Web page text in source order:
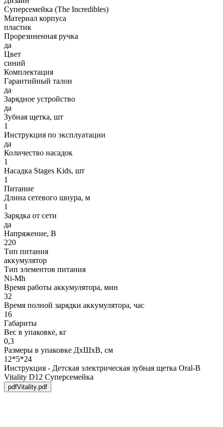
Суперсемейка (The Incredibles)
Материал корпуса
пластик
Прорезиненная ручка
да
Цвет
синий
Комплектация
Гарантийный талон
да
Зарядное устройство
да
Зубная щетка, шт
1
Инструкция по эксплуатации
да
Количество насадок
1
Насадка Stages Kids, шт
1
Питание
Длина сетевого шнура, м
1
Зарядка от сети
да
Напряжение, В
220
Тип питания
аккумулятор
Тип элементов питания
Ni-Mh
Время работы аккумулятора, мин
32
Время полной зарядки аккумулятора, час
16
Габариты
Вес в упаковке, кг
0,3
Размеры в упаковке ДxШxВ, см
12*5*24
Инструкция - Детская электрическая зубная щетка Oral-B
Vitality D12 Суперсемейка
pdfVitality.pdf